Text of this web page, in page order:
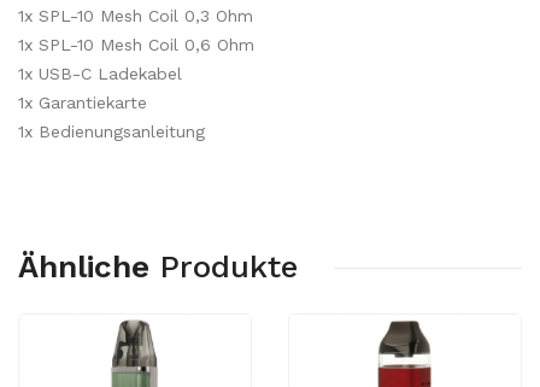
1x SPL-10 Mesh Coil 0,3 Ohm
1x SPL-10 Mesh Coil 0,6 Ohm
1x USB-C Ladekabel
1x Garantiekarte
1x Bedienungsanleitung
Ähnliche Produkte